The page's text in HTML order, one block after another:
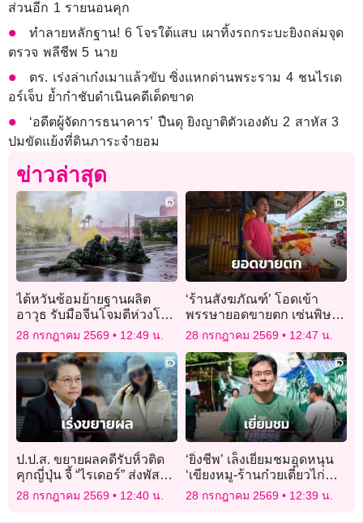
ส่วนอีก 1 รายนอนคุก
ทำลายหลักฐาน! 6 โจรใต้แสบ เผาทิ้งรถกระบะยิงถล่มจุด
ตรวจ พลีชีพ 5 นาย
ตร. เร่งล่าเก๋งเมาแล้วขับ ซิ่งแหกด่านพระราม 4 ชนไรเด
อร์เจ็บ ย้ำกำชับดำเนินคดีเด็ดขาด
‘อดีตผู้จัดการธนาคาร’ ปืนดุ ยิงญาติตัวเองดับ 2 สาหัส 3
ปมขัดแย้งที่ดินภาระจำยอม
ข่าวล่าสุด
ไต้หวันซ้อมย้ายฐานผลิต
อาวุธ รับมือจีนโจมตีห่วงโซ่
อุตสาหกรรม
28 กรกฎาคม 2569 12:49 น.
‘ร้านสังฆภัณฑ์’ โอดเข้า
พรรษายอดขายตก เซ่นพิษ
เศรษฐกิจ แถมเจอข่าว ‘ผ้า
ไตรยัดไส้’
28 กรกฎาคม 2569 12:47 น.
ป.ป.ส. ขยายผลคดีรับหิ้วติด
คุกญี่ปุ่น จี้ “ไรเดอร์” ส่งพัสดุ
ซุกไอซ์ เข้าแสดงความ
บริสุทธิ์ใจด่วน!
28 กรกฎาคม 2569 12:40 น.
‘ยิ่งชีพ’ เล็งเยี่ยมชมอุดหนุน
‘เขียงหมู-ร้านก๋วยเตี๋ยวไก่
มะระ’ 2 สว.อำนาจเจริญ วัน
สู้คดี ‘สุขสมรวย’
28 กรกฎาคม 2569 12:39 น.